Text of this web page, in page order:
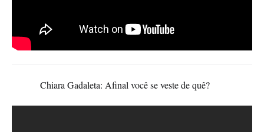
Chiara Gadaleta: Afinal você se veste de quê?